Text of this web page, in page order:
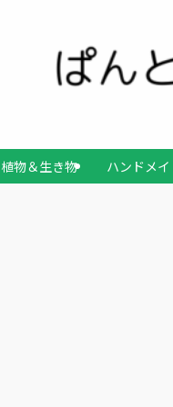
植物＆生き物 ハンドメ